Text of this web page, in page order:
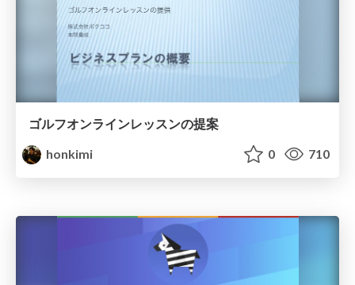
ゴルフオンラインレッスンの提案
honkimi
0 710